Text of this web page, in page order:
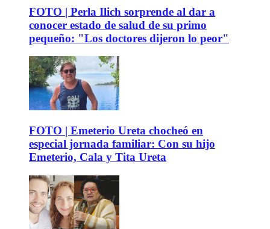
FOTO | Perla Ilich sorprende al dar a
conocer estado de salud de su primo
pequeño: "Los doctores dijeron lo peor"
FOTO | Emeterio Ureta chocheó en
especial jornada familiar: Con su hijo
Emeterio, Cala y Tita Ureta